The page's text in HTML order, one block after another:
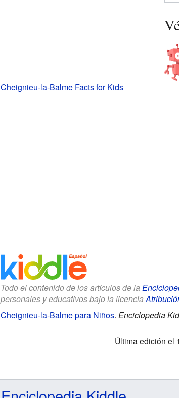
Cheignieu-la-Balme Facts for Kids
Todo el contenido de los artículos de la
personales y educativos bajo la licencia
Cheignieu-la-Balme para Niños. Enciclopedia
Última edición el